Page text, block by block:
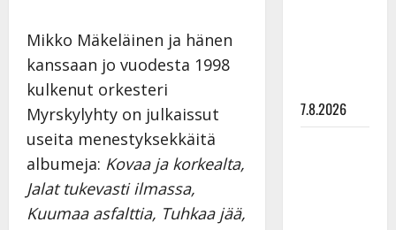
Mikko Mäkeläinen ja hänen
kanssaan jo vuodesta 1998
kulkenut orkesteri
Myrskylyhty on julkaissut
useita menestyksekkäitä
albumeja: Kovaa ja korkealta,
Jalat tukevasti ilmassa,
Kuumaa asfalttia, Tuhkaa jää,
7.8.2026